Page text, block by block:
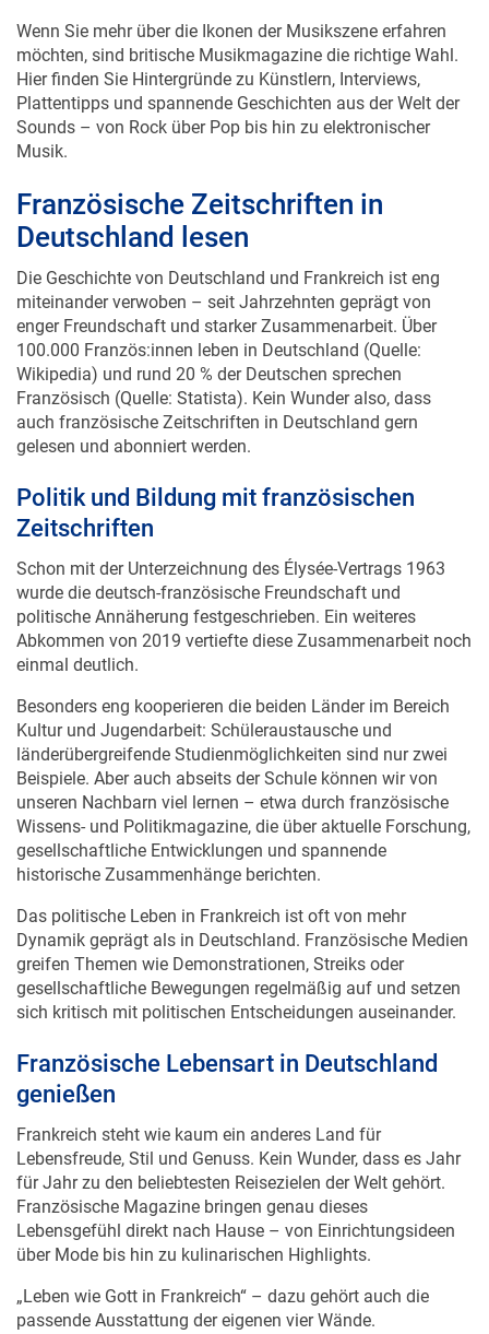
möchten, sind britische Musikmagazine die richtige Wahl.
Hier finden Sie Hintergründe zu Künstlern, Interviews,
Plattentipps und spannende Geschichten aus der Welt der
Sounds – von Rock über Pop bis hin zu elektronischer
Musik.
Deutschland lesen
miteinander verwoben – seit Jahrzehnten geprägt von
enger Freundschaft und starker Zusammenarbeit. Über
100.000 Französ:innen leben in Deutschland (Quelle:
Wikipedia) und rund 20 % der Deutschen sprechen
Französisch (Quelle: Statista). Kein Wunder also, dass
auch französische Zeitschriften in Deutschland gern
gelesen und abonniert werden.
Zeitschriften
wurde die deutsch-französische Freundschaft und
politische Annäherung festgeschrieben. Ein weiteres
Abkommen von 2019 vertiefte diese Zusammenarbeit noch
einmal deutlich.
Kultur und Jugendarbeit: Schüleraustausche und
länderübergreifende Studienmöglichkeiten sind nur zwei
Beispiele. Aber auch abseits der Schule können wir von
unseren Nachbarn viel lernen – etwa durch französische
Wissens- und Politikmagazine, die über aktuelle Forschung,
gesellschaftliche Entwicklungen und spannende
historische Zusammenhänge berichten.
Dynamik geprägt als in Deutschland. Französische Medien
greifen Themen wie Demonstrationen, Streiks oder
gesellschaftliche Bewegungen regelmäßig auf und setzen
sich kritisch mit politischen Entscheidungen auseinander.
genießen
Frankreich steht wie kaum ein anderes Land für
Lebensfreude, Stil und Genuss. Kein Wunder, dass es Jahr
für Jahr zu den beliebtesten Reisezielen der Welt gehört.
Französische Magazine bringen genau dieses
Lebensgefühl direkt nach Hause – von Einrichtungsideen
über Mode bis hin zu kulinarischen Highlights.
passende Ausstattung der eigenen vier Wände.
Französische Wohn- und Lifestylemagazine inspirieren mit